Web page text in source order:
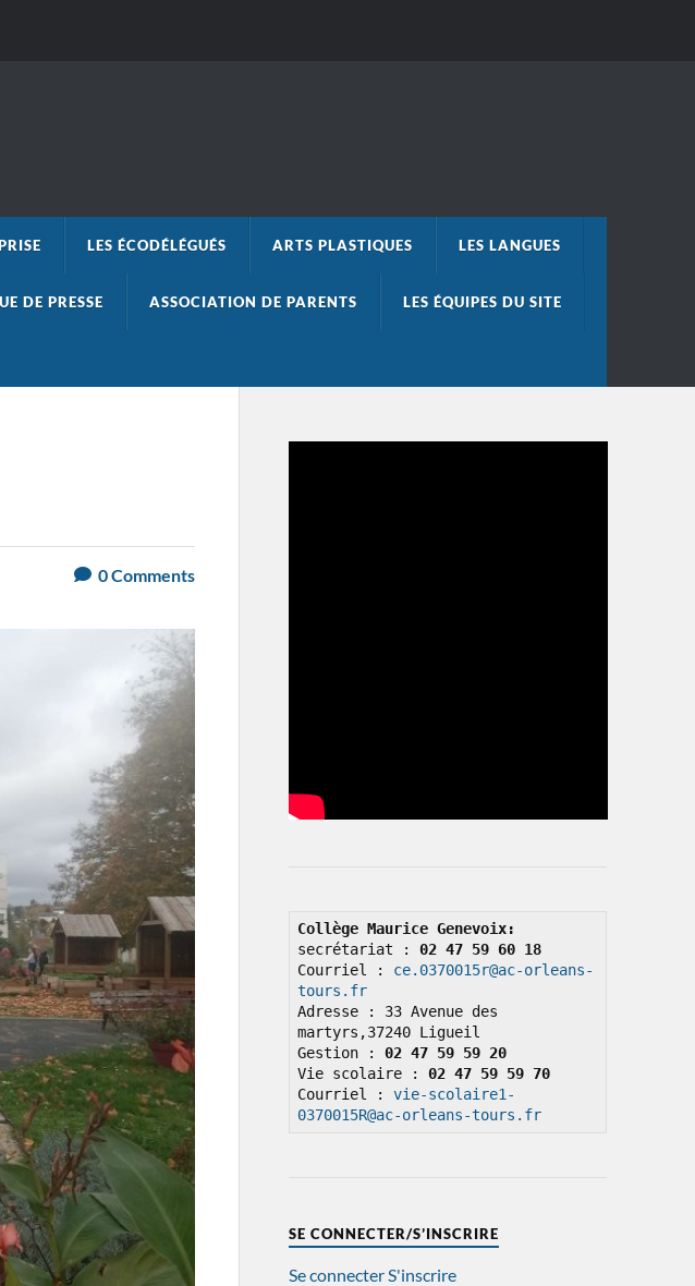
LES ÉCODÉLÉGUÉS ARTS PLASTIQUES LES LANGUES
DE PRESSE ASSOCIATION DE PARENTS LES ÉQUIPES DU SITE
0Comments
Collège Maurice Genevoix:
secrétariat : 02 47 59 60 18
Courriel : ce.0370015r@ac-orleans-
tours.fr
Adresse : 33 Avenue des
martyrs,37240 Ligueil
Gestion : 02 47 59 59 20
Vie scolaire : 02 47 59 59 70
Courriel : vie-scolaire1-
0370015R@ac-orleans-tours.fr
SE CONNECTER/S’INSCRIRE
Se connecter S'inscrire